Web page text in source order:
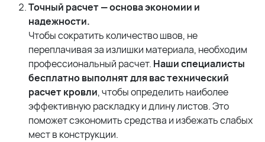
Точный расчет — основа экономии и
надежности.
Чтобы сократить количество швов, не
переплачивая за излишки материала, необходим
профессиональный расчет. Наши специалисты
бесплатно выполнят для вас технический
расчет кровли, чтобы определить наиболее
эффективную раскладку и длину листов. Это
поможет сэкономить средства и избежать слабых
мест в конструкции.